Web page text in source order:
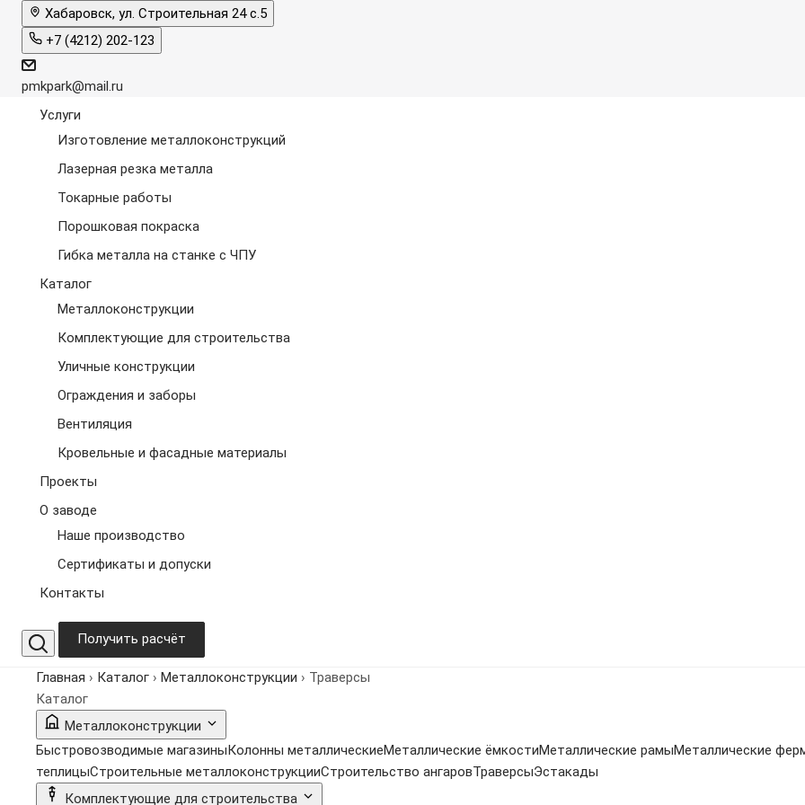
Хабаровск, ул. Строительная 24 с.5
+7 (4212) 202-123
pmkpark@mail.ru
Услуги
Изготовление металлоконструкций
Лазерная резка металла
Токарные работы
Порошковая покраска
Гибка металла на станке с ЧПУ
Каталог
Металлоконструкции
Комплектующие для строительства
Уличные конструкции
Ограждения и заборы
Вентиляция
Кровельные и фасадные материалы
Проекты
О заводе
Наше производство
Сертификаты и допуски
Контакты
Получить расчёт
Главная › Каталог › Металлоконструкции › Траверсы
Каталог
Металлоконструкции
Быстровозводимые магазиныКолонны металлическиеМеталлические ёмкостиМеталлические рамыМеталлические
теплицыСтроительные металлоконструкцииСтроительство ангаровТраверсыЭстакады
Комплектующие для строительства